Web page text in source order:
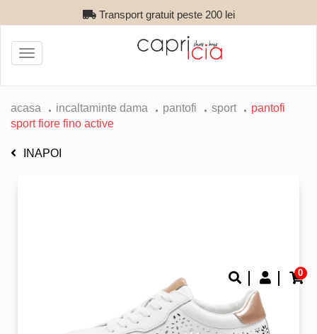
Transport gratuit peste 200 lei
0
Toggle
navigation
acasa incaltaminte dama pantofi sport
pantofi
sport fiore fino active
INAPOI